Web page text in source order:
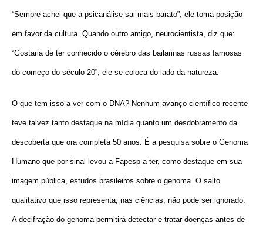
“Sempre achei que a psicanálise sai mais barato”, ele toma posição
em favor da cultura. Quando outro amigo, neurocientista, diz que:
“Gostaria de ter conhecido o cérebro das bailarinas russas famosas
do começo do século 20”, ele se coloca do lado da natureza.
O que tem isso a ver com o DNA? Nenhum avanço científico recente
teve talvez tanto destaque na mídia quanto um desdobramento da
descoberta que ora completa 50 anos. É a pesquisa sobre o Genoma
Humano que por sinal levou a Fapesp a ter, como destaque em sua
imagem pública, estudos brasileiros sobre o genoma. O salto
qualitativo que isso representa, nas ciências, não pode ser ignorado.
A decifração do genoma permitirá detectar e tratar doenças antes de